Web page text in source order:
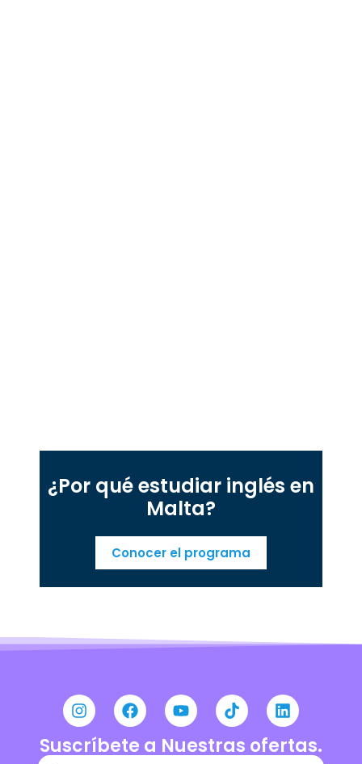
¿Por qué estudiar inglés en
Malta?
Conocer el programa
Suscríbete a Nuestras ofertas.